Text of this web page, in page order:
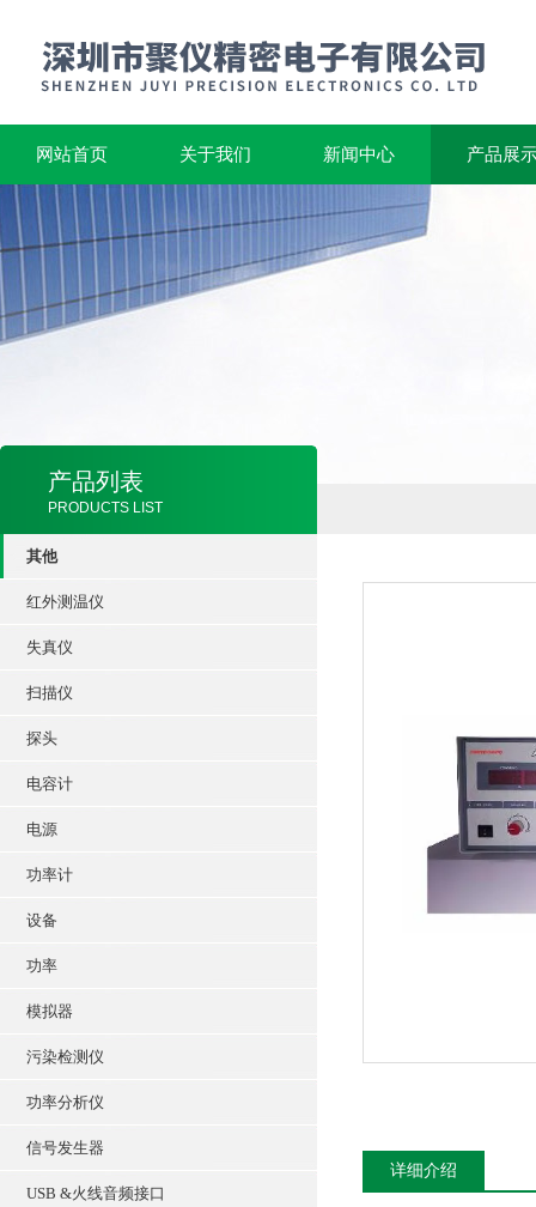
网站首页 关于我们 新闻中心 产品展
产品列表
PRODUCTS LIST
其他
红外测温仪
失真仪
扫描仪
探头
电容计
电源
功率计
设备
功率
模拟器
污染检测仪
功率分析仪
信号发生器
USB &火线音频接口
详细介绍